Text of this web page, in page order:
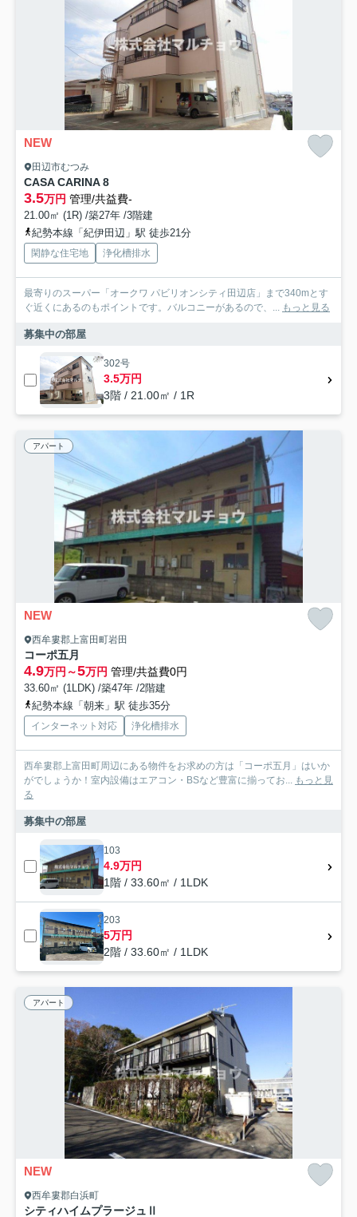
NEW
田辺市むつみ
CASA CARINA 8
3.5万円 管理/共益費-
21.00㎡ (1R) /築27年 /3階建
紀勢本線「紀伊田辺」駅 徒歩21分
閑静な住宅地 浄化槽排水
最寄りのスーパー「オークワ パビリオンシティ田辺店」まで340mとす
ぐ近くにあるのもポイントです。バルコニーがあるので、... もっと見る
募集中の部屋
302号
3.5万円
3階 / 21.00㎡ / 1R
アパート
NEW
西牟婁郡上富田町岩田
コーポ五月
4.9万円～5万円 管理/共益費0円
33.60㎡ (1LDK) /築47年 /2階建
紀勢本線「朝来」駅 徒歩35分
インターネット対応 浄化槽排水
西牟婁郡上富田町周辺にある物件をお求めの方は「コーポ五月」はいか
がでしょうか！室内設備はエアコン・BSなど豊富に揃ってお...
もっと見
る
募集中の部屋
103
4.9万円
1階 / 33.60㎡ / 1LDK
203
5万円
2階 / 33.60㎡ / 1LDK
アパート
NEW
西牟婁郡白浜町
シティハイムプラージュⅡ